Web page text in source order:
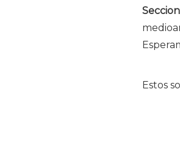
Estos